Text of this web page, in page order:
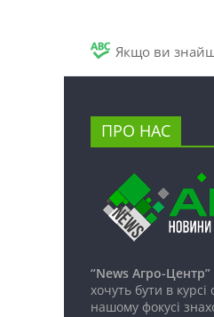
Якщо ви
ПРО НАС
“News Агро-Центр”
хочуть бути в
нашому фокусі